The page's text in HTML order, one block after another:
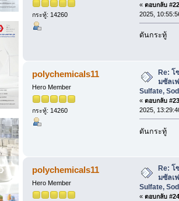
กระทู้: 14260
« ตอบกลับ
2025,
ดันกระทู้
polychemicals11
Hero Member
กระทู้: 14260
Re: โ
มซัลเ
Sulfate,
« ตอบกลับ
2025,
ดันกระทู้
polychemicals11
Hero Member
Re: โ
มซัลเ
Sulfate,
« ตอบกลับ